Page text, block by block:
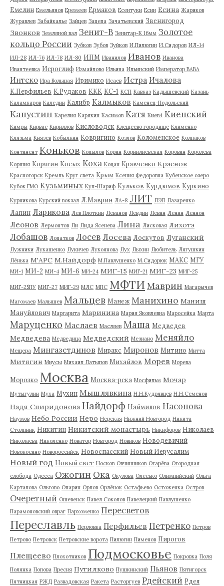
Емелин Емельянов Еремеев Ермаков Есентуки Есин Есина Жариков
Журавлев Забайкалье Зайцев Зацепа Зачатьевский Звенигород
Звонков Земляной вал Зенит-В Зенитар-К 16мм Золотое
кольцо России Зубков Зубов Зуйков И.Пилюгин И.Сидоров ИЛ-14
ИЛ-28 ИЛ-76 ИЛ-78 ИЛ-80 ИПМ Иванилов Иванов Иванова
Ивантеевка Иероглиф Измайлово Ильина Ильинский Император ВАВА
Интеко Ира Большая Иримико Исаев Истра Ичалова
К.Перфильев К.Рудаков ККК КС-1 КСП Кавказ Кадышевский Казань
Каламкаров Каледин Калибр Калмыков Каменец-Подольский
Капустин Карелия Карякин Касимов Катя Киев4 Киенский
Кимры Кирвас Кириллов Кисловодск Клещеево городище Клименко
Клязьма Князев Кобылкин Ковригино Козлов Коломенское Колпаков
Континент Коньков Копылов Корин Корнилиевская Коровин Королева
Коршия Корягин Косых Коха Коцан Кравченко Краснов
Красногорск Кремль Круг света Крым Ксения Федоровна Кубенское озеро
Кубок ГМО Кузьминых Кул-Шариф Кульков Курдюмов Куркино
Курникова Курский вокзал Л.Маврин ЛА-8 ЛИТ ЛЭП Лазаренко
Лапин Ларикова Лев Плоткин Леванов Левдин Левин Ленин Леннон
Леонов Лермонтов Ли Лида Ясенева Лина Лисковая Лихотэ
Лобашов Лопатков Лосев Лосева Лоскутов Луганский
Лужники Лукашенко Лукичев Лукоянова Лух Лыхин Любитель Лягушкин
Лёнька М'АРС М.Найдорф М.Павлушенко М.Сидорюк МАКС МГУ
МИ-1 МИ-2 МИ-4 МИ-6 МИ-24 МИГ-15 МИГ-21 МИГ-23 МИГ-25
МИГ-25ПУ МИГ-27 МИГ-29 МЛС МПС МФТИ Маврин Магарычев
Магомаев Малышев Мальцев Манеж Манихино Маниш
Мануйлович Маргарита Маринина Мария Яковлевна Маросейка Марта
Маруценко Маслаев Масляев Маша Медведев
Медведева Медведица Медведский Мезиано Меняйло
Мещера Мингазетдинов Миракс Миронов Митино Митта
Митягин Миусы Михаил Латыпов Михайлов Морев Морева
Морозко Москва Москва-река Мосфильм Мочар
Мутыгулин Муха Мухин Мышлявкина Н.Н.Кудрявцев Н.Н.Семенов
Надя Спиридонова Найдорф Наймилов Насонова
Наумов Небо России Неро Нерская Нижний Новгород Никита
Столпник Никитин Никитский монастырь Никифоров Николаев
Николаева Николенко Новатор Новгород Новиков Новодевичий
Новокосино Новороссийск Новоспасский Новый Иерусалим
Новый год Новый свет Носков Овчинников Огарёва Огородная
слобода Одесса Ожогин Ока Окулова Олесько Олимпийский Ольга
Карталова Ольгово Опарин Орлов Орлёнок Остафьево Остоженка Остров
Очеретный Ошевенск Павел Соколов Павелецкий Павлушенко
Парамоновский овраг Пархоменко Пересветов
Переславль Перловка Перфильев Петренко Петров
Петрово Петровск Петровские ворота Пилюгин Пименов Пирогов
Плещеево Плохотников Подмосковье Покровка Поля
Полянка Попова Пресня Путилково Пушкинский Пьянов Пятигорск
Пятницкая РЖД Развадовская Ракета Расторгуев Рдейский Рдея